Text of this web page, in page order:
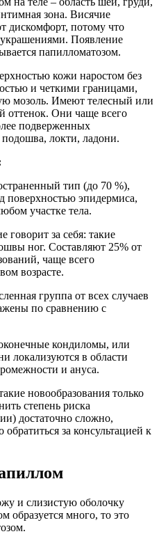
зона. Висячие
дискомфорт, потому что
Появление
папилломатозом.
кожи наростом без
и четкими границами,
мозоль. Имеют телесный или
оттенок. Они чаще всего
подверженных
локти, ладони.
тип (до 70 %),
поверхностью эпидермиса,
участке тела.
говорит за себя: такие
ног. Составляют 25% от
чаще всего
возрасте.
группа от всех случаев
по сравнению с
кондиломы, или
локализуются в области
и ануса.
новообразования только
степень риска
достаточно сложно,
за консультацией к
и слизистую оболочку
образуется много, то это